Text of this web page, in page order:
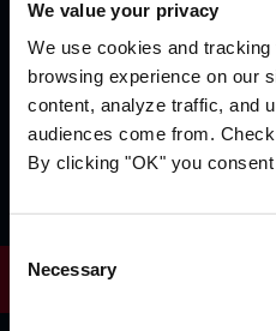
We value your privacy
We use cookies and
browsing experience on our
content, analyze traffic, and
audiences come from. Check
By clicking "OK" you
Consent
Selection
Necessary
We are ISO 27001